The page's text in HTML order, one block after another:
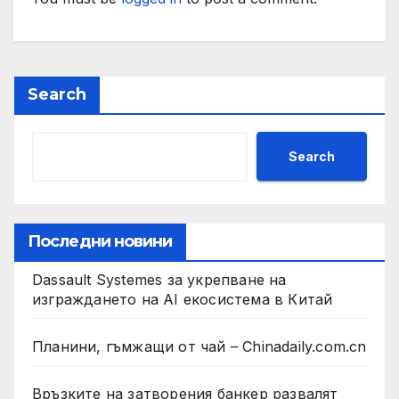
Search
Search
Последни новини
Dassault Systemes за укрепване на
изграждането на AI екосистема в Китай
Планини, гъмжащи от чай – Chinadaily.com.cn
Връзките на затворения банкер развалят